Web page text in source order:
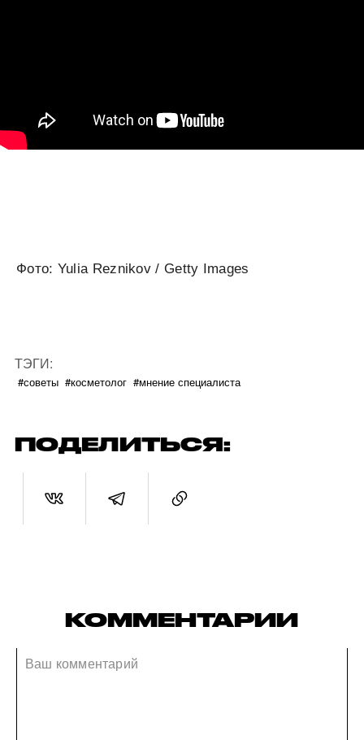
Фото: Yulia Reznikov / Getty Images
ТЭГИ:
#советы #косметолог #мнение специалиста
ПОДЕЛИТЬСЯ:
КОММЕНТАРИИ